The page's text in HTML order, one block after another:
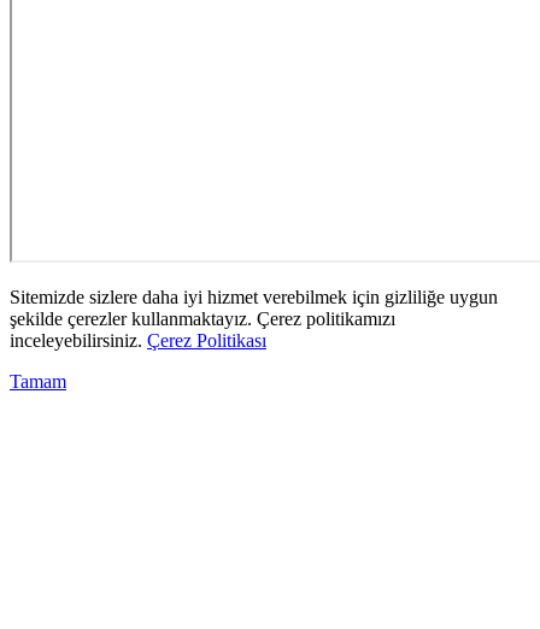
Sitemizde sizlere daha iyi hizmet verebilmek için gizliliğe uygun
şekilde çerezler kullanmaktayız. Çerez politikamızı
inceleyebilirsiniz. Çerez Politikası
Tamam